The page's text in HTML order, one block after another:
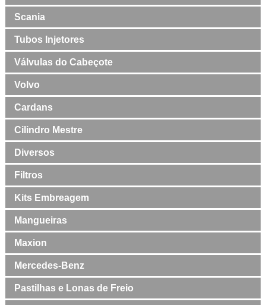
Scania
Tubos Injetores
Válvulas do Cabeçote
Volvo
Cardans
Cilindro Mestre
Diversos
Filtros
Kits Embreagem
Mangueiras
Maxion
Mercedes-Benz
Pastilhas e Lonas de Freio